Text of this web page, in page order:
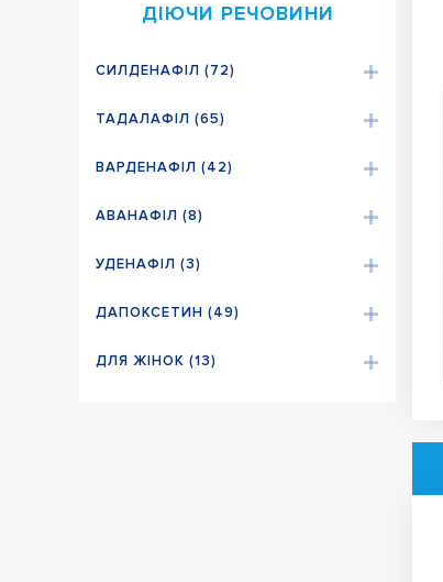
ДІЮЧИ РЕЧОВИНИ
СИЛДЕНАФІЛ (72)
ТАДАЛАФІЛ (65)
ВАРДЕНАФІЛ (42)
АВАНАФІЛ (8)
УДЕНАФІЛ (3)
ДАПОКСЕТИН (49)
ДЛЯ ЖІНОК (13)